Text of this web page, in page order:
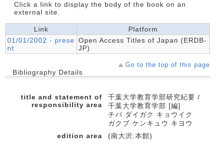
Click a link to display the body of the book on an
external site.
Link
Platform
01/01/2002 - prese
nt
Open Access Titles of Japan (ERDB-
JP)
Go to the top of this page
Bibliography Details
title and statement of
responsibility area
千葉大学教育学部研究紀要 /
千葉大学教育学部 [編]
チバ ダイガク キョウイク
ガクブ ケンキュウ キヨウ
edition area
(南大沢:本館)